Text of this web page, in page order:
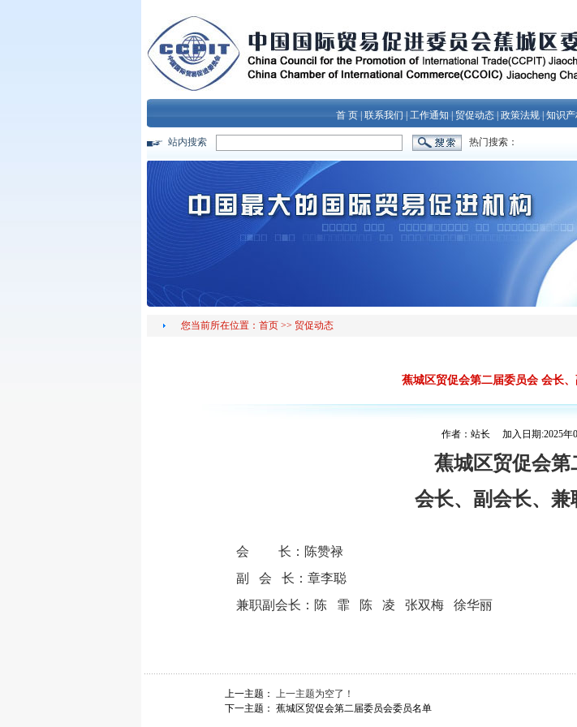
首 页| 联系我们 工作通知 贸促动态| 政策法规| 知识产
站内搜索 热门搜索：
您当前所在位置： 首页 >> 贸促动态
蕉城区贸促会第二届委员会 会长
作者：站长 加入日期:2025年
蕉城区贸促会第
会长、副会长、兼
会
长：陈赞禄
副
会
长：章李聪
兼职副会长： 陈 霏 陈 凌 张双梅 徐华丽
上一主题： 上一主题为空了！
下一主题： 蕉城区贸促会第二届委员会委员名单